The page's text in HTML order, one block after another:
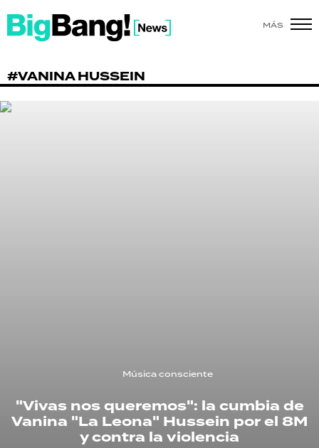
MÁS
#VANINA HUSSEIN
Música consciente
"Vivas nos queremos": la cumbia de
Vanina "La Leona" Hussein por el 8M
y contra la violencia
SHOW
POLÍTICA
RECETAS
PALABRAS